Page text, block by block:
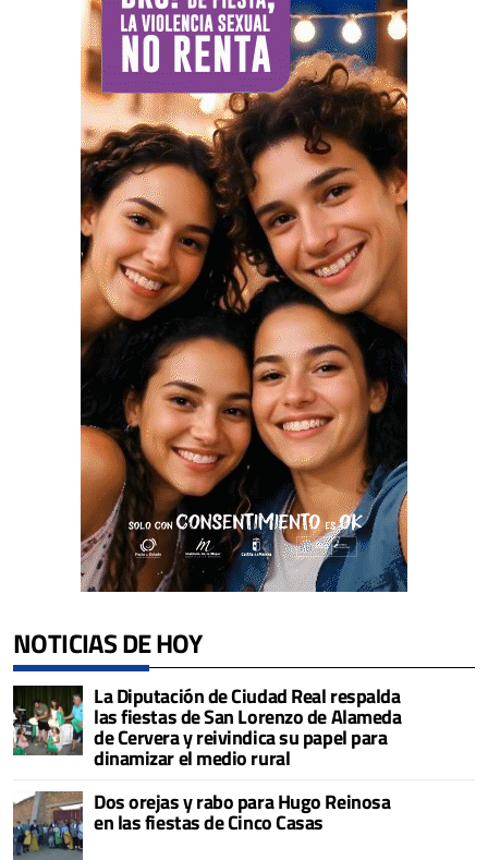
NOTICIAS DE HOY
La Diputación de Ciudad Real respalda
las fiestas de San Lorenzo de Alameda
de Cervera y reivindica su papel para
dinamizar el medio rural
Dos orejas y rabo para Hugo Reinosa
en las fiestas de Cinco Casas